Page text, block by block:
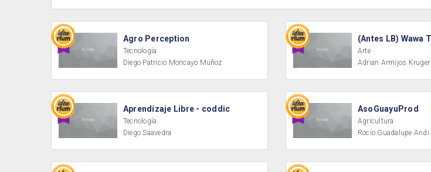
Agro Perception
Tecnología
Diego Patricio Moncayo Muñoz
(Antes LB) Wawa
Arte
Adrian Armijos Kruger
Aprendizaje Libre - coddic
Tecnología
Diego Saavedra
AsoGuayuProd
Agricultura
Rocío Guadalupe Andi